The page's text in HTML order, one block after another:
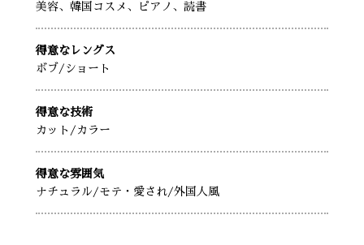
美容、韓国コスメ、ピアノ、読書
得意なレングス
ボブ /ショート
得意な技術
カット /カラー
得意な雰囲気
ナチュラル /モテ・愛され/外国人風